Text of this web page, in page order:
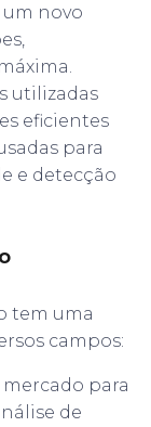
novo
utilizadas
eficientes
para
e detecção
tem uma
campos:
para
de